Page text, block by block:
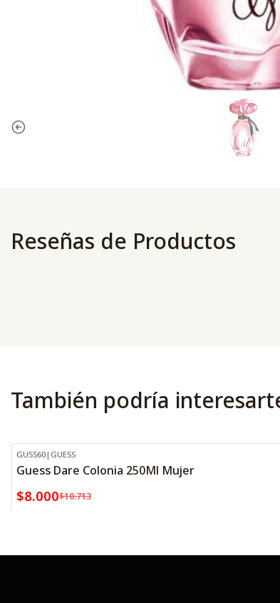
Reseñas de Productos
También podría
-25% OFF
GUSS60 | GUESS
Guess Dare Colonia 250Ml Mujer
$8.000$10.713